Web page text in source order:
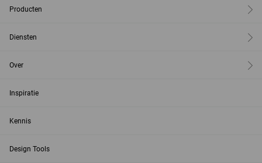
Producten
Diensten
Over
Inspiratie
Kennis
Design Tools